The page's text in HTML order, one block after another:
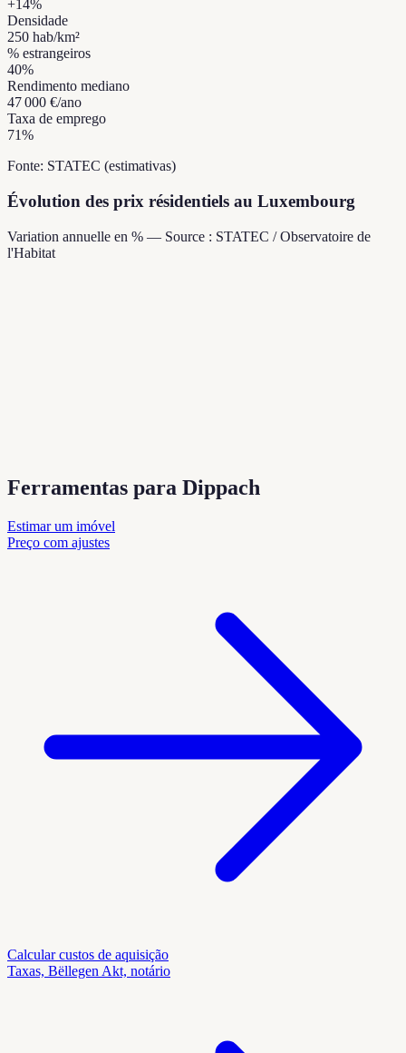
+14%
Densidade
250 hab/km²
% estrangeiros
40%
Rendimento mediano
47 000 €/ano
Taxa de emprego
71%
Fonte: STATEC (estimativas)
Évolution des prix résidentiels au Luxembourg
Variation annuelle en % — Source : STATEC / Observatoire de
l'Habitat
Ferramentas para Dippach
Estimar um imóvel
Preço com ajustes
Calcular custos de aquisição
Taxas, Bëllegen Akt, notário